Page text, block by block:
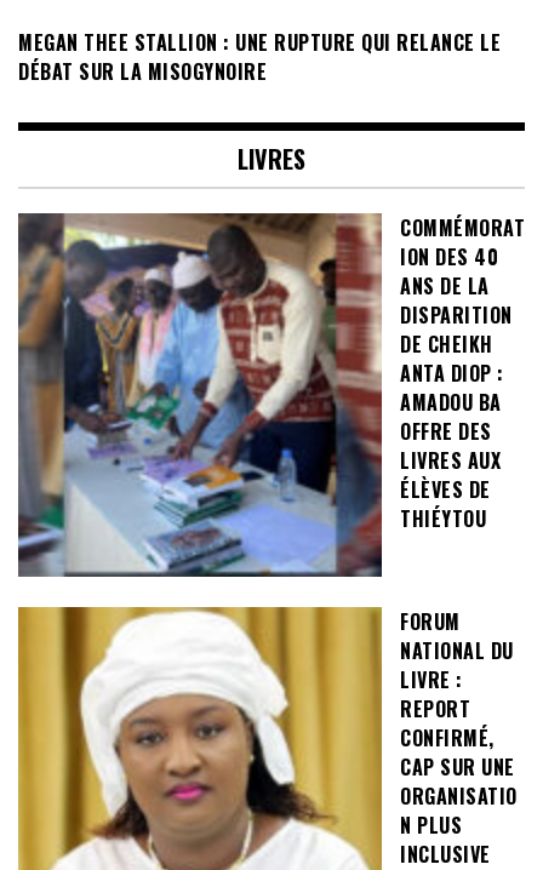
MEGAN THEE STALLION : UNE RUPTURE QUI RELANCE LE
DÉBAT SUR LA MISOGYNOIRE
LIVRES
COMMÉMORAT
ION DES 40
ANS DE LA
DISPARITION
DE CHEIKH
ANTA DIOP :
AMADOU BA
OFFRE DES
LIVRES AUX
ÉLÈVES DE
THIÉYTOU
FORUM
NATIONAL DU
LIVRE :
REPORT
CONFIRMÉ,
CAP SUR UNE
ORGANISATIO
N PLUS
INCLUSIVE